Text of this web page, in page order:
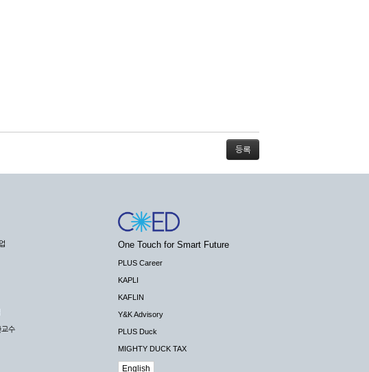
하는 경우에는 해당 아이디를 해지하고 재가입해야 합니
은 자의 일체의 권리를 제한할 수 있습니다.
적인 서비스가 불가능할 경우 회사는 사전 공지나 예고 없
해에 대하여 배상하지 않습니다.
스를 제공할 수 있도록 최선의 노력을 다하여야 합니다.
하여 국가기관 등의 합법적인 요구가 있는 경우에는 해당
교수
One Touch for Smart Future
PLUS Career
KAPLI
KAFLIN
Y&K Advisory
PLUS Duck
MIGHTY DUCK TAX
English